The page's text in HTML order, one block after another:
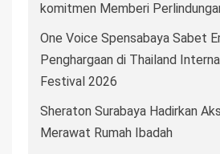
komitmen Memberi
One Voice Spensabaya Sabet
Penghargaan di Thailand
Festival 2026
Sheraton Surabaya Hadirkan
Merawat Rumah Ibadah